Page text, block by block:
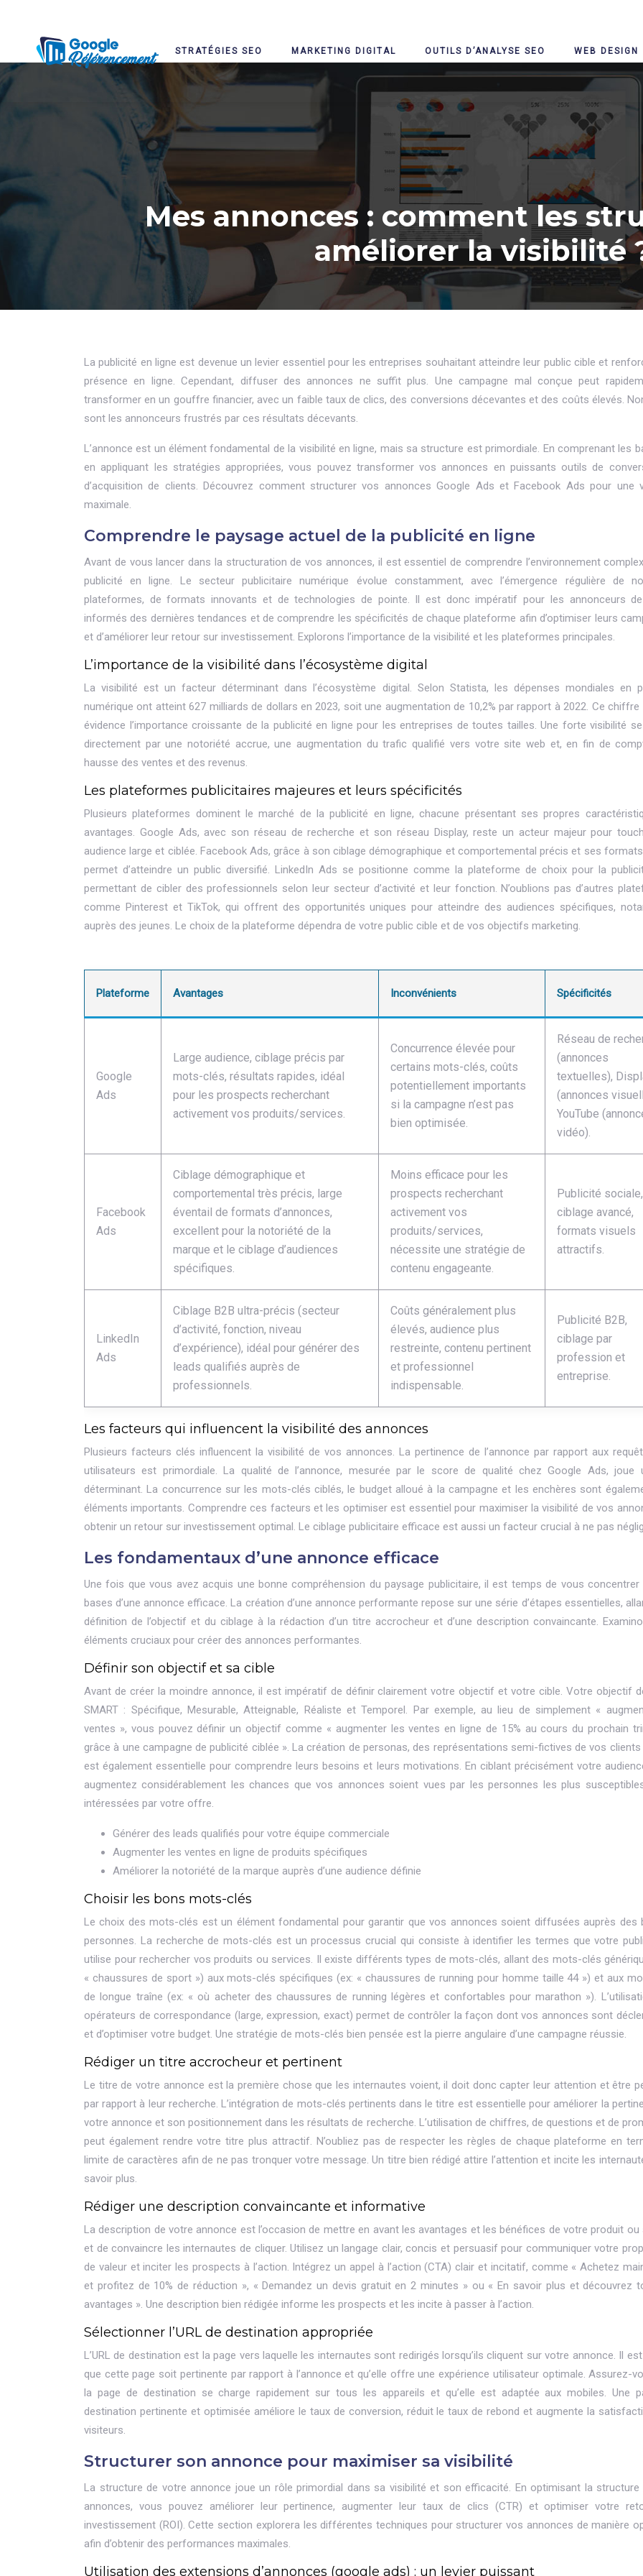
STRATÉGIES SEO MARKETING DIGITAL OUTILS D’ANALYSE SEO WEB DESIGN
Mes annonces : comment les
améliorer la visibilité
La publicité en ligne est devenue un levier essentiel pour les entreprises souhaitant atteindre leur public cible et
présence en ligne. Cependant, diffuser des annonces ne suffit plus. Une campagne mal conçue peut
transformer en un gouffre financier, avec un faible taux de clics, des conversions décevantes et des coûts élevés.
sont les annonceurs frustrés par ces résultats décevants.
L’annonce est un élément fondamental de la visibilité en ligne, mais sa structure est primordiale. En comprenant les
en appliquant les stratégies appropriées, vous pouvez transformer vos annonces en puissants outils de
d’acquisition de clients. Découvrez comment structurer vos annonces Google Ads et Facebook Ads pour une
maximale.
Comprendre le paysage actuel de la publicité en ligne
Avant de vous lancer dans la structuration de vos annonces, il est essentiel de comprendre l’environnement
publicité en ligne. Le secteur publicitaire numérique évolue constamment, avec l’émergence régulière de
plateformes, de formats innovants et de technologies de pointe. Il est donc impératif pour les annonceurs
informés des dernières tendances et de comprendre les spécificités de chaque plateforme afin d’optimiser leurs
et d’améliorer leur retour sur investissement. Explorons l’importance de la visibilité et les plateformes principales.
L’importance de la visibilité dans l’écosystème digital
La visibilité est un facteur déterminant dans l’écosystème digital. Selon Statista, les dépenses mondiales en
numérique ont atteint 627 milliards de dollars en 2023, soit une augmentation de 10,2% par rapport à 2022. Ce chiffre
évidence l’importance croissante de la publicité en ligne pour les entreprises de toutes tailles. Une forte visibilité
directement par une notoriété accrue, une augmentation du trafic qualifié vers votre site web et, en fin de
hausse des ventes et des revenus.
Les plateformes publicitaires majeures et leurs spécificités
Plusieurs plateformes dominent le marché de la publicité en ligne, chacune présentant ses propres
avantages. Google Ads, avec son réseau de recherche et son réseau Display, reste un acteur majeur pour
audience large et ciblée. Facebook Ads, grâce à son ciblage démographique et comportemental précis et ses
permet d’atteindre un public diversifié. LinkedIn Ads se positionne comme la plateforme de choix pour la
permettant de cibler des professionnels selon leur secteur d’activité et leur fonction. N’oublions pas d’autres
comme Pinterest et TikTok, qui offrent des opportunités uniques pour atteindre des audiences spécifiques,
auprès des jeunes. Le choix de la plateforme dépendra de votre public cible et de vos objectifs marketing.
Plateforme Avantages Inconvénients Spécificités
Google
Ads
Large audience, ciblage précis par
mots-clés, résultats rapides, idéal
pour les prospects recherchant
activement vos produits/services.
Concurrence élevée pour
certains mots-clés, coûts
potentiellement importants
si la campagne n’est pas
bien optimisée.
Réseau de
(annonces
textuelles),
(annonces
YouTube
vidéo).
Facebook
Ads
Ciblage démographique et
comportemental très précis, large
éventail de formats d’annonces,
excellent pour la notoriété de la
marque et le ciblage d’audiences
spécifiques.
Moins efficace pour les
prospects recherchant
activement vos
produits/services,
nécessite une stratégie de
contenu engageante.
Publicité sociale,
ciblage avancé,
formats visuels
attractifs.
LinkedIn
Ads
Ciblage B2B ultra-précis (secteur
d’activité, fonction, niveau
d’expérience), idéal pour générer des
leads qualifiés auprès de
professionnels.
Coûts généralement plus
élevés, audience plus
restreinte, contenu pertinent
et professionnel
indispensable.
Publicité B2B,
ciblage par
profession et
entreprise.
Les facteurs qui influencent la visibilité des annonces
Plusieurs facteurs clés influencent la visibilité de vos annonces. La pertinence de l’annonce par rapport aux
utilisateurs est primordiale. La qualité de l’annonce, mesurée par le score de qualité chez Google Ads, joue
déterminant. La concurrence sur les mots-clés ciblés, le budget alloué à la campagne et les enchères sont
éléments importants. Comprendre ces facteurs et les optimiser est essentiel pour maximiser la visibilité de vos
obtenir un retour sur investissement optimal. Le ciblage publicitaire efficace est aussi un facteur crucial à ne pas
Les fondamentaux d’une annonce efficace
Une fois que vous avez acquis une bonne compréhension du paysage publicitaire, il est temps de vous concentrer
bases d’une annonce efficace. La création d’une annonce performante repose sur une série d’étapes essentielles,
définition de l’objectif et du ciblage à la rédaction d’un titre accrocheur et d’une description convaincante.
éléments cruciaux pour créer des annonces performantes.
Définir son objectif et sa cible
Avant de créer la moindre annonce, il est impératif de définir clairement votre objectif et votre cible. Votre objectif
SMART : Spécifique, Mesurable, Atteignable, Réaliste et Temporel. Par exemple, au lieu de simplement «
ventes », vous pouvez définir un objectif comme « augmenter les ventes en ligne de 15% au cours du prochain
grâce à une campagne de publicité ciblée ». La création de personas, des représentations semi-fictives de vos clients
est également essentielle pour comprendre leurs besoins et leurs motivations. En ciblant précisément votre
augmentez considérablement les chances que vos annonces soient vues par les personnes les plus
intéressées par votre offre.
Générer des leads qualifiés pour votre équipe commerciale
Augmenter les ventes en ligne de produits spécifiques
Améliorer la notoriété de la marque auprès d’une audience définie
Choisir les bons mots-clés
Le choix des mots-clés est un élément fondamental pour garantir que vos annonces soient diffusées auprès des
personnes. La recherche de mots-clés est un processus crucial qui consiste à identifier les termes que votre
utilise pour rechercher vos produits ou services. Il existe différents types de mots-clés, allant des mots-clés
« chaussures de sport ») aux mots-clés spécifiques (ex: « chaussures de running pour homme taille 44 ») et aux
de longue traîne (ex: « où acheter des chaussures de running légères et confortables pour marathon »).
opérateurs de correspondance (large, expression, exact) permet de contrôler la façon dont vos annonces sont
et d’optimiser votre budget. Une stratégie de mots-clés bien pensée est la pierre angulaire d’une campagne réussie.
Rédiger un titre accrocheur et pertinent
Le titre de votre annonce est la première chose que les internautes voient, il doit donc capter leur attention et être
par rapport à leur recherche. L’intégration de mots-clés pertinents dans le titre est essentielle pour améliorer la
votre annonce et son positionnement dans les résultats de recherche. L’utilisation de chiffres, de questions et de
peut également rendre votre titre plus attractif. N’oubliez pas de respecter les règles de chaque plateforme en
limite de caractères afin de ne pas tronquer votre message. Un titre bien rédigé attire l’attention et incite les
savoir plus.
Rédiger une description convaincante et informative
La description de votre annonce est l’occasion de mettre en avant les avantages et les bénéfices de votre produit ou
et de convaincre les internautes de cliquer. Utilisez un langage clair, concis et persuasif pour communiquer votre
de valeur et inciter les prospects à l’action. Intégrez un appel à l’action (CTA) clair et incitatif, comme « Achetez
et profitez de 10% de réduction », « Demandez un devis gratuit en 2 minutes » ou « En savoir plus et découvrez
avantages ». Une description bien rédigée informe les prospects et les incite à passer à l’action.
Sélectionner l’URL de destination appropriée
L’URL de destination est la page vers laquelle les internautes sont redirigés lorsqu’ils cliquent sur votre annonce. Il
que cette page soit pertinente par rapport à l’annonce et qu’elle offre une expérience utilisateur optimale. Assurez-
la page de destination se charge rapidement sur tous les appareils et qu’elle est adaptée aux mobiles. Une
destination pertinente et optimisée améliore le taux de conversion, réduit le taux de rebond et augmente la
visiteurs.
Structurer son annonce pour maximiser sa visibilité
La structure de votre annonce joue un rôle primordial dans sa visibilité et son efficacité. En optimisant la structure
annonces, vous pouvez améliorer leur pertinence, augmenter leur taux de clics (CTR) et optimiser votre
investissement (ROI). Cette section explorera les différentes techniques pour structurer vos annonces de manière
afin d’obtenir des performances maximales.
Utilisation des extensions d’annonces (google ads) : un levier puissant